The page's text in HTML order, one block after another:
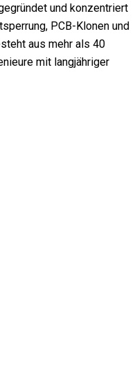
und konzentriert
PCB-Klonen und
aus mehr als 40
mit langjähriger